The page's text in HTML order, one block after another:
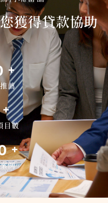
獲得貸款協助
+
薦
+
目數
+
例